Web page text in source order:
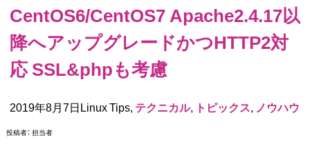
CentOS6/CentOS7 Apache2.4.17以
降へアップグレードかつHTTP2対
応 SSL&phpも考慮
2019年8月7日Linux Tips, テクニカル, トピックス, ノウハウ
投稿者： 担当者